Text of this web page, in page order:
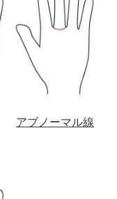
アブノーマル線